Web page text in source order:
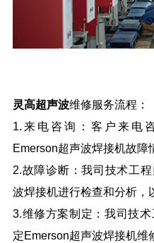
灵高超声波维修服务流程：
1.来电咨询：客户来电
Emerson超声波焊接机故障
2.故障诊断：我司技术工
波焊接机进行检查和分析，
3.维修方案制定：我司技
定Emerson超声波焊接机维